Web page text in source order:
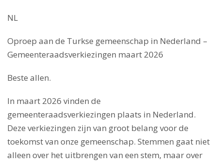
NL
Oproep aan de Turkse gemeenschap in Nederland –
Gemeenteraadsverkiezingen maart 2026
Beste allen.
In maart 2026 vinden de
gemeenteraadsverkiezingen plaats in Nederland.
Deze verkiezingen zijn van groot belang voor de
toekomst van onze gemeenschap. Stemmen gaat niet
alleen over het uitbrengen van een stem, maar over